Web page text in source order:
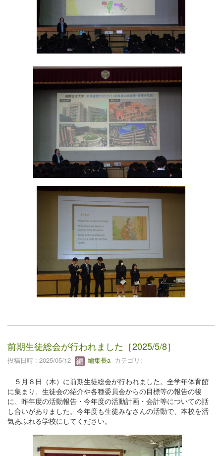
前期生徒総会が行われました［2025/5/8］
投稿日時 : 2025/05/12 編集長a カテゴリ:
５月８日（木）に前期生徒総会が行われました。全学年体育館
に集まり、生徒会の紹介や各種委員会からの目標等の報告の後
に、昨年度の活動報告・今年度の活動計画・会計等についての話
し合いがありました。今年度も生徒みなさんの活動で、本校を活
気あふれる学校にしてください。